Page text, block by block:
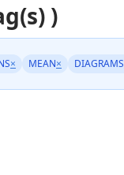
)
× MEAN× DIAGRAMS